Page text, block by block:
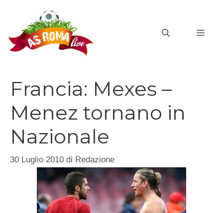
contenuto
Francia: Mexes –
Menez tornano in
Nazionale
30 Luglio 2010 di Redazione